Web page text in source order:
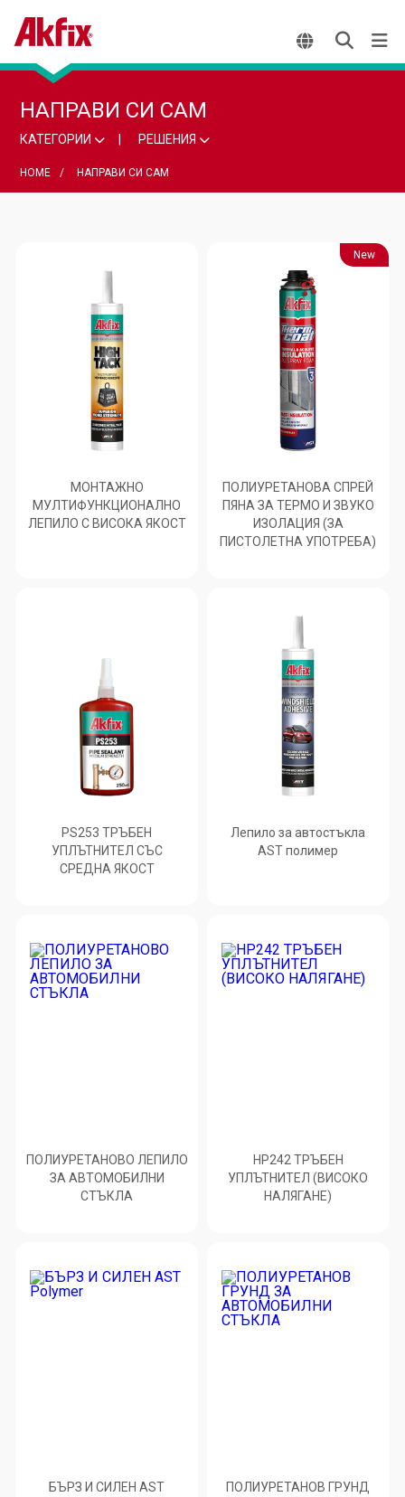
НАПРАВИ СИ САМ
КАТЕГОРИИ РЕШЕНИЯ
HOME НАПРАВИ СИ САМ
МОНТАЖНО
МУЛТИФУНКЦИОНАЛНО
ЛЕПИЛО С ВИСОКА ЯКОСТ
New
ПОЛИУРЕТАНОВА СПРЕЙ
ПЯНА ЗА ТЕРМО И ЗВУКО
ИЗОЛАЦИЯ (ЗА
ПИСТОЛЕТНА УПОТРЕБА)
PS253 ТРЪБЕН
УПЛЪТНИТЕЛ СЪС
СРЕДНА ЯКОСТ
Лепило за автостъкла
AST полимер
ПОЛИУРЕТАНОВО ЛЕПИЛО
ЗА АВТОМОБИЛНИ
СТЪКЛА
HP242 ТРЪБЕН
УПЛЪТНИТЕЛ (ВИСОКО
НАЛЯГАНЕ)
БЪРЗ И СИЛЕН AST
ПОЛИУРЕТАНОВ ГРУНД